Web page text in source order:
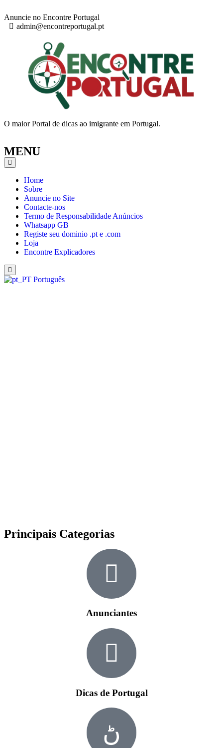
Anuncie no Encontre Portugal
admin@encontreportugal.pt
O maior Portal de dicas ao imigrante em Portugal.
MENU
Home
Sobre
Anuncie no Site
Contacte-nos
Termo de Responsabilidade Anúncios
Whatsapp GB
Registe seu dominio .pt e .com
Loja
Encontre Explicadores
Português
Principais Categorias
Anunciantes
Dicas de Portugal